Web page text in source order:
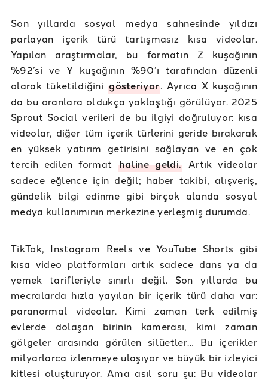
Son yıllarda sosyal medya sahnesinde yıldızı
parlayan içerik türü tartışmasız kısa videolar.
Yapılan araştırmalar, bu formatın Z kuşağının
%92’si ve Y kuşağının %90’ı tarafından düzenli
olarak tüketildiğinigösteriyor. Ayrıca X kuşağının
da bu oranlara oldukça yaklaştığı görülüyor. 2025
Sprout Social verileri de bu ilgiyi doğruluyor: kısa
videolar, diğer tüm içerik türlerini geride bırakarak
en yüksek yatırım getirisini sağlayan ve en çok
tercih edilen format haline geldi. Artık videolar
sadece eğlence için değil; haber takibi, alışveriş,
gündelik bilgi edinme gibi birçok alanda sosyal
medya kullanımının merkezine yerleşmiş durumda.
TikTok, Instagram Reels ve YouTube Shorts gibi
kısa video platformları artık sadece dans ya da
yemek tarifleriyle sınırlı değil. Son yıllarda bu
mecralarda hızla yayılan bir içerik türü daha var:
paranormal videolar. Kimi zaman terk edilmiş
evlerde dolaşan birinin kamerası, kimi zaman
gölgeler arasında görülen silüetler… Bu içerikler
milyarlarca izlenmeye ulaşıyor ve büyük bir izleyici
kitlesi oluşturuyor. Ama asıl soru şu: Bu videolar